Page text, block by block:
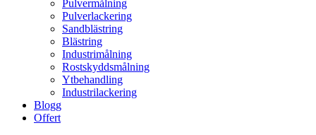
Pulvermålning
Pulverlackering
Sandblästring
Blästring
Industrimålning
Rostskyddsmålning
Ytbehandling
Industrilackering
Blogg
Offert